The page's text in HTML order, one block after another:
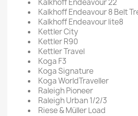
Kalkhoff Endeavour 22
Kalkhoff Endeavour 8 Belt
Kalkhoff Endeavour lite8
Kettler City
Kettler R90
Kettler Travel
Koga F3
Koga Signature
Koga WorldTraveller
Raleigh Pioneer
Raleigh Urban 1/2/3
Riese & Müller Load